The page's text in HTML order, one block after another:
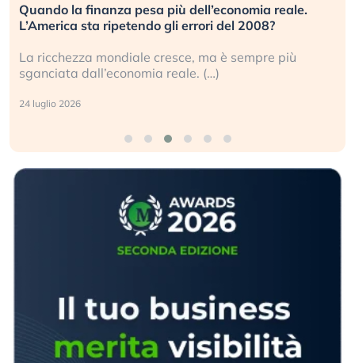
Quando la finanza pesa più dell’economia reale.
L’America sta ripetendo gli errori del 2008?
La ricchezza mondiale cresce, ma è sempre più
sganciata dall’economia reale. (…)
24 luglio 2026